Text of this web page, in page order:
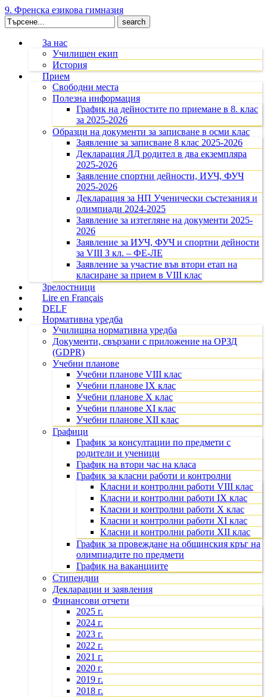
9. Френска езикова гимназия
Search
for:
За нас
Училищен екип
История
Прием
Свободни места
Полезна информация
График на дейностите по приемане в 8. клас
за 2025-2026
Образци на документи за записване в осми клас
Заявление за записване 8 клас 2025-2026
Декларация ЛД родител в два екземпляра
2025-2026
Заявление спортни дейности, ИУЧ, ФУЧ
2025-2026
Декларация за НП Ученически състезания и
олимпиади 2024-2025
Заявление за изтегляне на документи 2025-
2026
Заявление за ИУЧ, ФУЧ и спортни дейности
за VIII З кл. – ФЕ-ЛЕ
Заявление за участие във втори етап на
класиране за прием в VIII клас
Зрелостници
Lire en Français
DELF
Нормативна уредба
Училищна нормативна уредба
Документи, свързани с приложение на ОРЗД
(GDPR)
Учебни планове
Учебни планове VIII клас
Учебни планове IX клас
Учебни планове X клас
Учебни планове XI клас
Учебни планове XII клас
Графици
График за консултации по предмети с
родители и ученици
График на втори час на класа
График за класни работи и контролни
Класни и контролни работи VIII клас
Класни и контролни работи IX клас
Класни и контролни работи X клас
Класни и контролни работи XI клас
Класни и контролни работи XII клас
График за провеждане на общинския кръг на
олимпиадите по предмети
График на ваканциите
Стипендии
Декларации и заявления
Финансови отчети
2025 г.
2024 г.
2023 г.
2022 г.
2021 г.
2020 г.
2019 г.
2018 г.